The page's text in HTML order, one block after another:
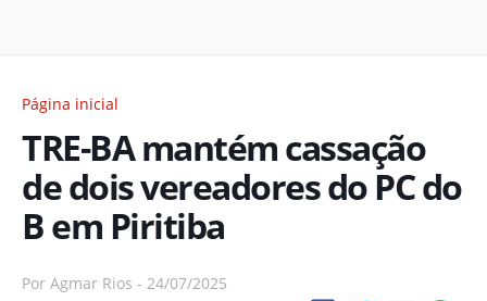
Página inicial
TRE-BA mantém cassação
de dois vereadores do PC do
B em Piritiba
Por Agmar Rios - 24/07/2025